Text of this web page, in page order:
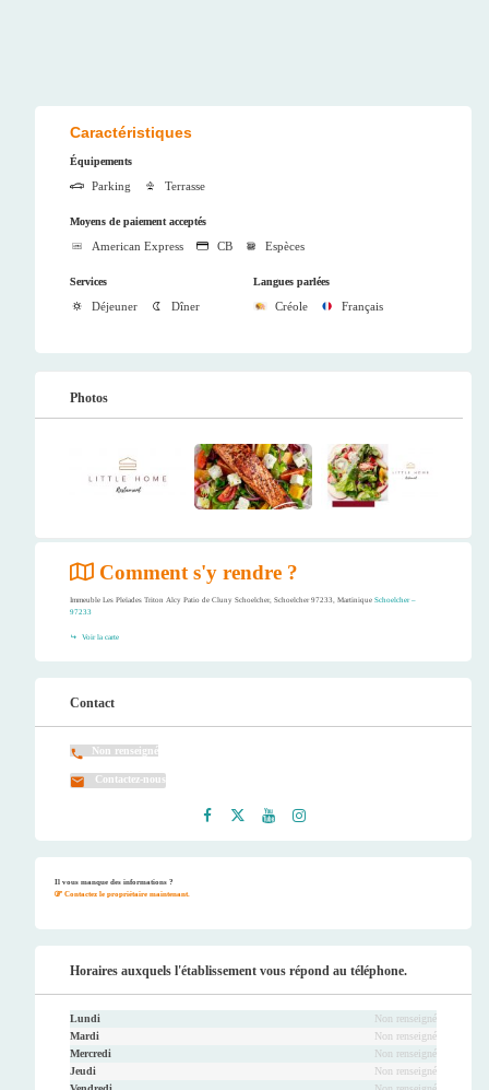
Caractéristiques
Équipements
Parking Terrasse
Moyens de paiement acceptés
American Express CB Espèces
Services
Déjeuner Dîner
Langues parlées
Créole Français
Photos
Comment s'y rendre ?
Immeuble Les Pleïades Triton Alcy Patio de Cluny Schoelcher, Schoelcher 97233, Martinique Schoelcher –
97233
Voir la carte
Contact
Non renseigné
Contactez-nous
Il vous manque des informations ?
Contactez le propriétaire maintenant.
Horaires auxquels l'établissement vous répond au téléphone.
Lundi
Non renseigné
Mardi
Non renseigné
Mercredi
Non renseigné
Jeudi
Non renseigné